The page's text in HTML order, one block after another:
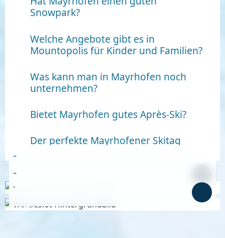
Snowpark?
Welche Angebote gibt es in
Mountopolis für Kinder und Familien?
Was kann man in Mayrhofen noch
unternehmen?
Bietet Mayrhofen gutes Après-Ski?
Der perfekte Mayrhofener Skitag
Anzeige
-
Anzeige
-
-